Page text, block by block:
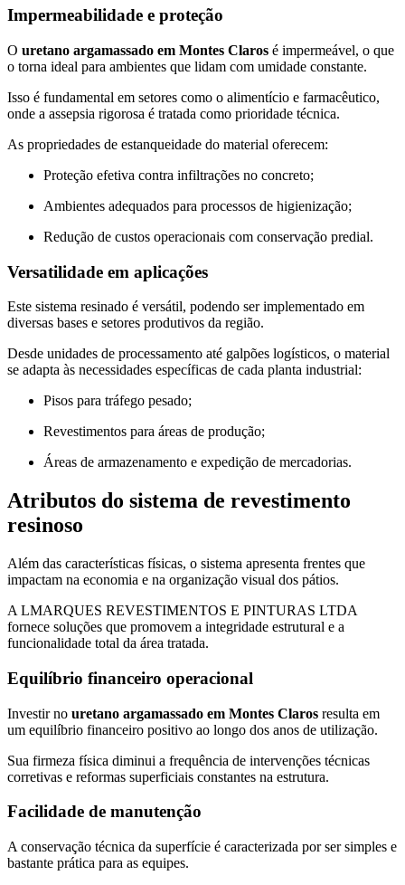
Impermeabilidade e proteção
O uretano argamassado em Montes Claros é impermeável, o que
o torna ideal para ambientes que lidam com umidade constante.
Isso é fundamental em setores como o alimentício e farmacêutico,
onde a assepsia rigorosa é tratada como prioridade técnica.
As propriedades de estanqueidade do material oferecem:
Proteção efetiva contra infiltrações no concreto;
Ambientes adequados para processos de higienização;
Redução de custos operacionais com conservação predial.
Versatilidade em aplicações
Este sistema resinado é versátil, podendo ser implementado em
diversas bases e setores produtivos da região.
Desde unidades de processamento até galpões logísticos, o material
se adapta às necessidades específicas de cada planta industrial:
Pisos para tráfego pesado;
Revestimentos para áreas de produção;
Áreas de armazenamento e expedição de mercadorias.
Atributos do sistema de revestimento
resinoso
Além das características físicas, o sistema apresenta frentes que
impactam na economia e na organização visual dos pátios.
A LMARQUES REVESTIMENTOS E PINTURAS LTDA
fornece soluções que promovem a integridade estrutural e a
funcionalidade total da área tratada.
Equilíbrio financeiro operacional
Investir no uretano argamassado em Montes Claros resulta em
um equilíbrio financeiro positivo ao longo dos anos de utilização.
Sua firmeza física diminui a frequência de intervenções técnicas
corretivas e reformas superficiais constantes na estrutura.
Facilidade de manutenção
A conservação técnica da superfície é caracterizada por ser simples e
bastante prática para as equipes.